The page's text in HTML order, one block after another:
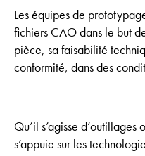
Les équipes de
fichiers CAO dans le but
pièce, sa faisabilité
conformité, dans des
Qu’il s’agisse d’outillages
s’appuie sur les